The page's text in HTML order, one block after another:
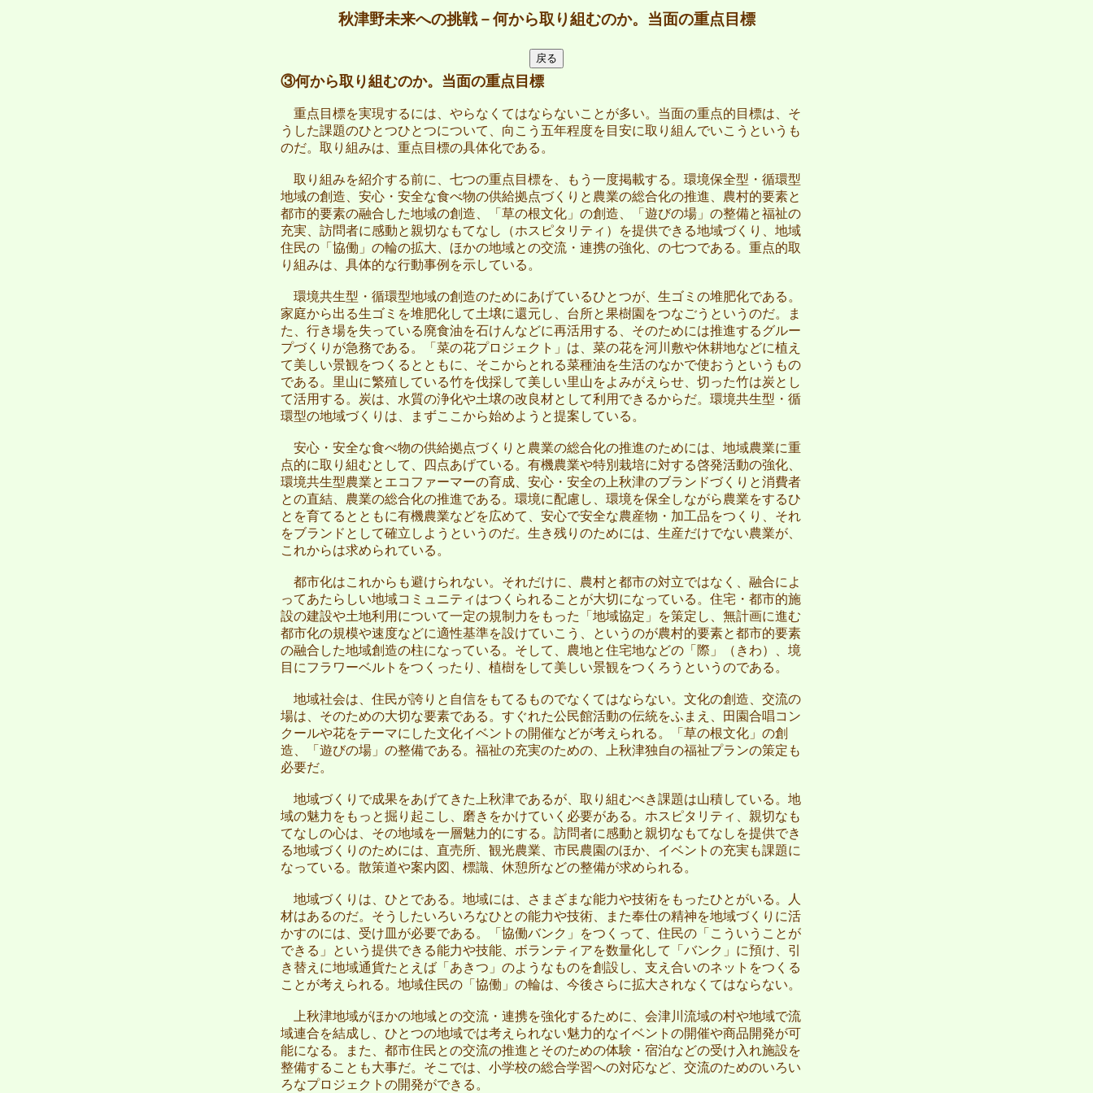
秋津野未来への挑戦－何から取り組むのか。当面の重点目標
③何から取り組むのか。当面の重点目標
重点目標を実現するには、やらなくてはならないことが多い。当面の重点的目標は、そ
うした課題のひとつひとつについて、向こう五年程度を目安に取り組んでいこうというも
のだ。取り組みは、重点目標の具体化である。
取り組みを紹介する前に、七つの重点目標を、もう一度掲載する。環境保全型・循環型
地域の創造、安心・安全な食べ物の供給拠点づくりと農業の総合化の推進、農村的要素と
都市的要素の融合した地域の創造、「草の根文化」の創造、「遊びの場」の整備と福祉の
充実、訪問者に感動と親切なもてなし（ホスピタリティ）を提供できる地域づくり、地域
住民の「協働」の輪の拡大、ほかの地域との交流・連携の強化、の七つである。重点的取
り組みは、具体的な行動事例を示している。
環境共生型・循環型地域の創造のためにあげているひとつが、生ゴミの堆肥化である。
家庭から出る生ゴミを堆肥化して土壌に還元し、台所と果樹園をつなごうというのだ。ま
た、行き場を失っている廃食油を石けんなどに再活用する、そのためには推進するグルー
プづくりが急務である。「菜の花プロジェクト」は、菜の花を河川敷や休耕地などに植え
て美しい景観をつくるとともに、そこからとれる菜種油を生活のなかで使おうというもの
である。里山に繁殖している竹を伐採して美しい里山をよみがえらせ、切った竹は炭とし
て活用する。炭は、水質の浄化や土壌の改良材として利用できるからだ。環境共生型・循
環型の地域づくりは、まずここから始めようと提案している。
安心・安全な食べ物の供給拠点づくりと農業の総合化の推進のためには、地域農業に重
点的に取り組むとして、四点あげている。有機農業や特別栽培に対する啓発活動の強化、
環境共生型農業とエコファーマーの育成、安心・安全の上秋津のブランドづくりと消費者
との直結、農業の総合化の推進である。環境に配慮し、環境を保全しながら農業をするひ
とを育てるとともに有機農業などを広めて、安心で安全な農産物・加工品をつくり、それ
をブランドとして確立しようというのだ。生き残りのためには、生産だけでない農業が、
これからは求められている。
都市化はこれからも避けられない。それだけに、農村と都市の対立ではなく、融合によ
ってあたらしい地域コミュニティはつくられることが大切になっている。住宅・都市的施
設の建設や土地利用について一定の規制力をもった「地域協定」を策定し、無計画に進む
都市化の規模や速度などに適性基準を設けていこう、というのが農村的要素と都市的要素
の融合した地域創造の柱になっている。そして、農地と住宅地などの「際」（きわ）、境
目にフラワーベルトをつくったり、植樹をして美しい景観をつくろうというのである。
地域社会は、住民が誇りと自信をもてるものでなくてはならない。文化の創造、交流の
場は、そのための大切な要素である。すぐれた公民館活動の伝統をふまえ、田園合唱コン
クールや花をテーマにした文化イベントの開催などが考えられる。「草の根文化」の創
造、「遊びの場」の整備である。福祉の充実のための、上秋津独自の福祉プランの策定も
必要だ。
地域づくりで成果をあげてきた上秋津であるが、取り組むべき課題は山積している。地
域の魅力をもっと掘り起こし、磨きをかけていく必要がある。ホスピタリティ、親切なも
てなしの心は、その地域を一層魅力的にする。訪問者に感動と親切なもてなしを提供でき
る地域づくりのためには、直売所、観光農業、市民農園のほか、イベントの充実も課題に
なっている。散策道や案内図、標識、休憩所などの整備が求められる。
地域づくりは、ひとである。地域には、さまざまな能力や技術をもったひとがいる。人
材はあるのだ。そうしたいろいろなひとの能力や技術、また奉仕の精神を地域づくりに活
かすのには、受け皿が必要である。「協働バンク」をつくって、住民の「こういうことが
できる」という提供できる能力や技能、ボランティアを数量化して「バンク」に預け、引
き替えに地域通貨たとえば「あきつ」のようなものを創設し、支え合いのネットをつくる
ことが考えられる。地域住民の「協働」の輪は、今後さらに拡大されなくてはならない。
上秋津地域がほかの地域との交流・連携を強化するために、会津川流域の村や地域で流
域連合を結成し、ひとつの地域では考えられない魅力的なイベントの開催や商品開発が可
能になる。また、都市住民との交流の推進とそのための体験・宿泊などの受け入れ施設を
整備することも大事だ。そこでは、小学校の総合学習への対応など、交流のためのいろい
ろなプロジェクトの開発ができる。